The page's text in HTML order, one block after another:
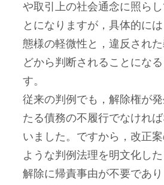
や取引上の社会通念に照ら
とになりますが，具体的に
態様の軽微性と，違反され
どから判断されることにな
す。
従来の判例でも，解除権が
たる債務の不履行でなけれ
いました。ですから，改正
ような判例法理を明文化した
解除に帰責事由が不要であ